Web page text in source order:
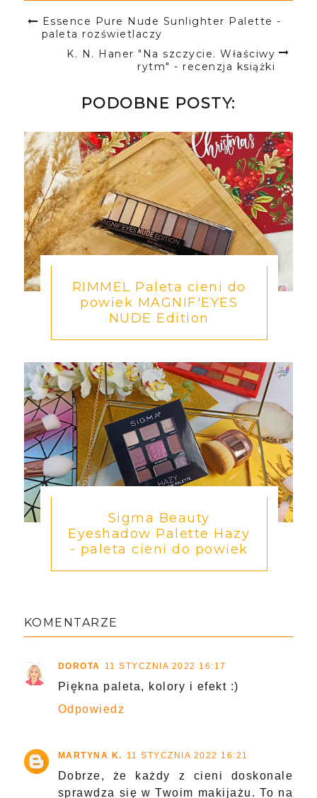
Essence Pure Nude Sunlighter Palette -
paleta rozświetlaczy
K. N. Haner "Na szczycie. Właściwy
rytm" - recenzja książki
PODOBNE POSTY:
RIMMEL Paleta cieni do
powiek MAGNIF'EYES
NUDE Edition
Sigma Beauty
Eyeshadow Palette Hazy
- paleta cieni do powiek
KOMENTARZE
DOROTA 11 STYCZNIA 2022 16:17
Piękna paleta, kolory i efekt :)
Odpowiedz
MARTYNA K. 11 STYCZNIA 2022 16:21
Dobrze, że każdy z cieni doskonale
sprawdza się w Twoim makijażu. To na